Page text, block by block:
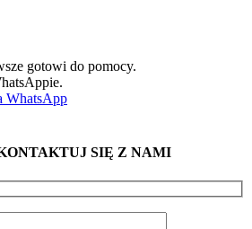
gotowi do pomocy.
WhatsApp
SIĘ Z NAMI